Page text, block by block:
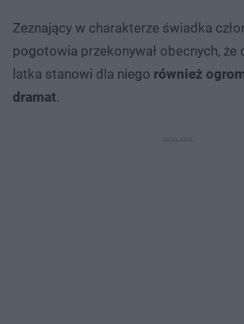
Zeznający w charakterze świadka
pogotowia przekonywał obecnych, że
latka stanowi dla niego również
dramat.